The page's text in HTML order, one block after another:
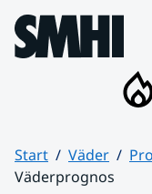
Hoppa till sidans
Start Väder
Väderprognos